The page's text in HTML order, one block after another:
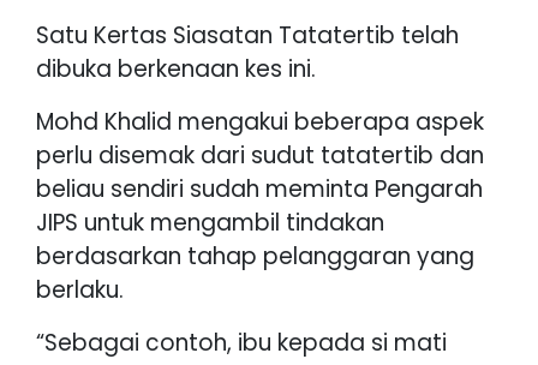
Satu Kertas Siasatan Tatatertib telah
dibuka berkenaan kes ini.
Mohd Khalid mengakui beberapa aspek
perlu disemak dari sudut tatatertib dan
beliau sendiri sudah meminta Pengarah
JIPS untuk mengambil tindakan
berdasarkan tahap pelanggaran yang
berlaku.
“Sebagai contoh, ibu kepada si mati